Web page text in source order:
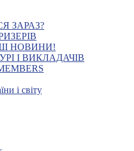
ЗАРАЗ?
НОВИНИ!
І ВИКЛАДАЧІВ
і світу